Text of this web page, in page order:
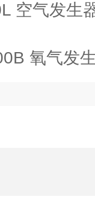
空气发生
氧气发